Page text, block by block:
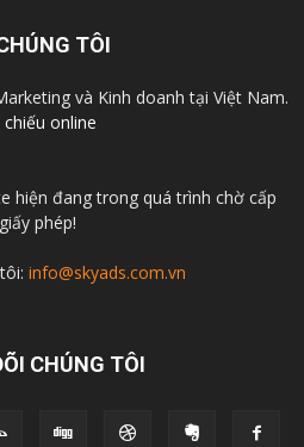
TÔI
và Kinh doanh tại Việt Nam.
chiếu online
hiện đang trong quá trình chờ cấp
giấy phép!
info@skyads.com.vn
CHÚNG TÔI